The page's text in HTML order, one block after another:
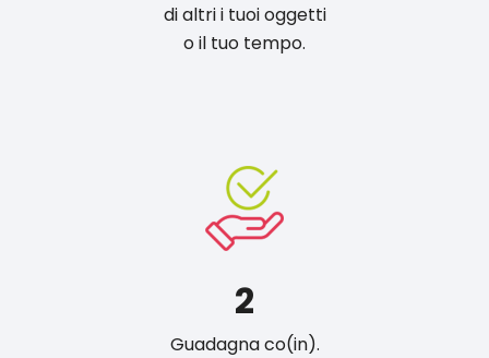
di altri i tuoi oggetti
o il tuo tempo.
2
Guadagna co(in).